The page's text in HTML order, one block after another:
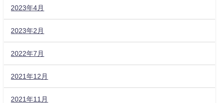
2023年4月
2023年2月
2022年7月
2021年12月
2021年11月